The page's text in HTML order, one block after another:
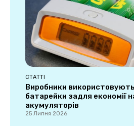
СТАТТІ
Виробники
батарейки задля економії
акумуляторів
25 Липня 2026